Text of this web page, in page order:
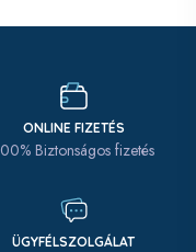
ONLINE FIZETÉS
Biztonságos fizetés
ÜGYFÉLSZOLGÁLAT